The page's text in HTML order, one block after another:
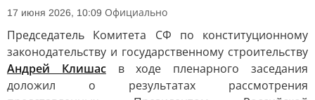
17 июня 2026, 10:09 Официально
Председатель Комитета СФ по конституционному
законодательству и государственному строительству
Андрей Клишасв ходе пленарного заседания
доложил о результатах рассмотрения